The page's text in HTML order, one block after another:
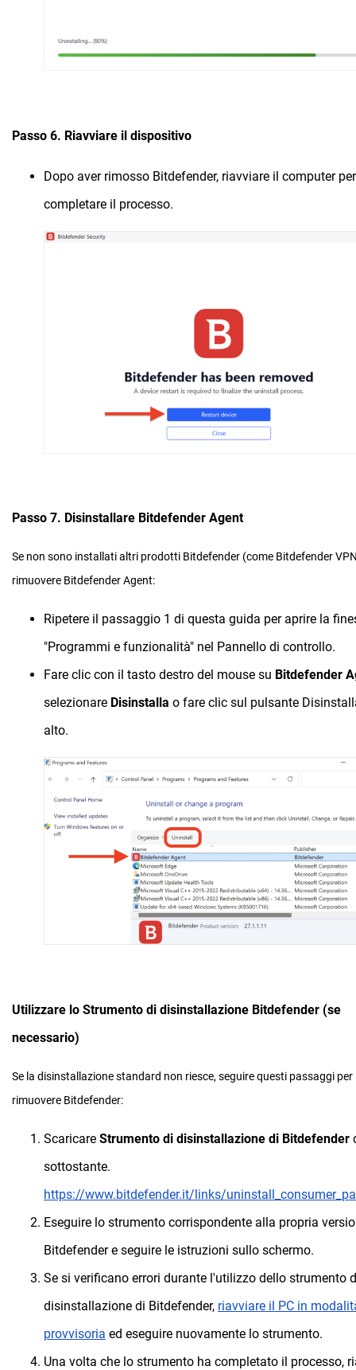
Passo 6. Riavviare il dispositivo
Dopo aver rimosso Bitdefender, riavviare il computer per
completare il processo.
Passo 7. Disinstallare Bitdefender Agent
Se non sono installati altri prodotti Bitdefender (come Bitdefender
rimuovere Bitdefender Agent:
Ripetere il passaggio 1 di questa guida per aprire la
"Programmi e funzionalità" nel Pannello di controllo.
Fare clic con il tasto destro del mouse su Bitdefender
selezionare Disinstalla o fare clic sul pulsante
alto.
Utilizzare lo Strumento di disinstallazione Bitdefender (se
necessario)
Se la disinstallazione standard non riesce, seguire questi passaggi per
rimuovere Bitdefender:
Scaricare Strumento di disinstallazione di Bitdefender
sottostante.
https://www.bitdefender.it/links/
Eseguire lo strumento corrispondente alla propria
Bitdefender e seguire le istruzioni sullo schermo.
Se si verificano errori durante l'utilizzo dello strumento
disinstallazione di Bitdefender, riavviare il PC in
provvisoria ed eseguire nuovamente lo strumento.
Una volta che lo strumento ha completato il processo,